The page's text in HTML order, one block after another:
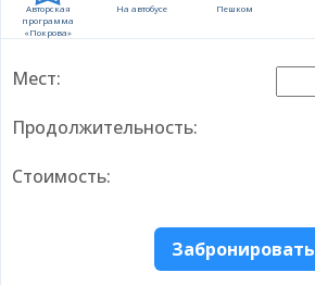
Авторская
программа
«Покрова»
На автобусе Пешком
Мест:
Продолжительность:
Стоимость:
Забронировать